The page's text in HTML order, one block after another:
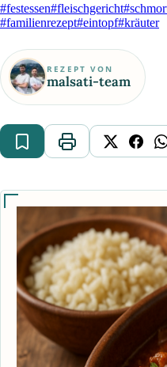
#festessen#fleischgericht
#familienrezept#eintopf#kräuter
REZEPT VON
malsati-team